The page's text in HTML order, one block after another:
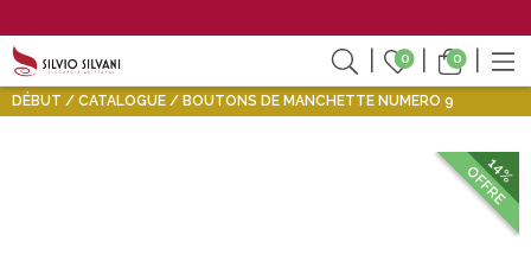
0 0
DÉBUT CATALOGUE BOUTONS DE MANCHETTE NUMERO 9
14%
OFFRE